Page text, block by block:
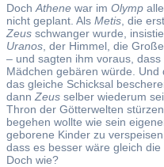
Doch Athene war im Olymp
nicht geplant. Als Metis , die
Zeus schwanger wurde,
Uranos , der Himmel, die
– und sagten ihm voraus, dass
Mädchen gebären würde. Und
das gleiche Schicksal
dann Zeus selber wiederum
Thron der Götterwelten
begehen wollte wie sein
geborene Kinder zu
dass es besser wäre gleich
Doch wie?